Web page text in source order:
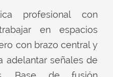
profesional con
en espacios
con brazo central y
adelantar señales de